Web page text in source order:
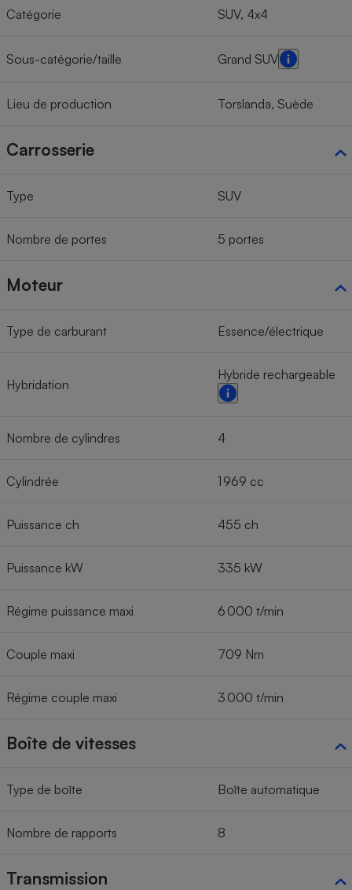
Catégorie SUV, 4x4
Sous-catégorie/taille Grand SUV
Lieu de production Torslanda, Suède
Carrosserie
Type SUV
Nombre de portes 5 portes
Moteur
Type de carburant Essence/électrique
Hybridation
Hybride rechargeable
Nombre de cylindres 4
Cylindrée 1 969 cc
Puissance ch 455 ch
Puissance kW 335 kW
Régime puissance maxi 6 000 t/min
Couple maxi 709 Nm
Régime couple maxi 3 000 t/min
Boîte de vitesses
Type de boîte Boîte automatique
Nombre de rapports 8
Transmission